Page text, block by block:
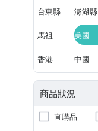
台東縣 澎湖縣
馬祖 美國
香港 中國
商品狀況
直購品